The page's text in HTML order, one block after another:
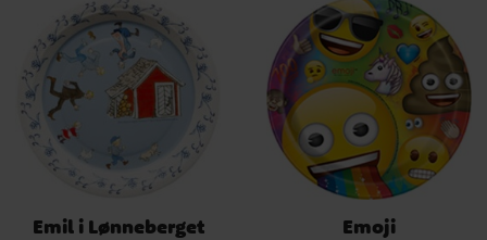
Emil i Lønneberget Emoji